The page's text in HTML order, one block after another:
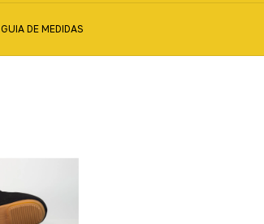
GUIA DE MEDIDAS